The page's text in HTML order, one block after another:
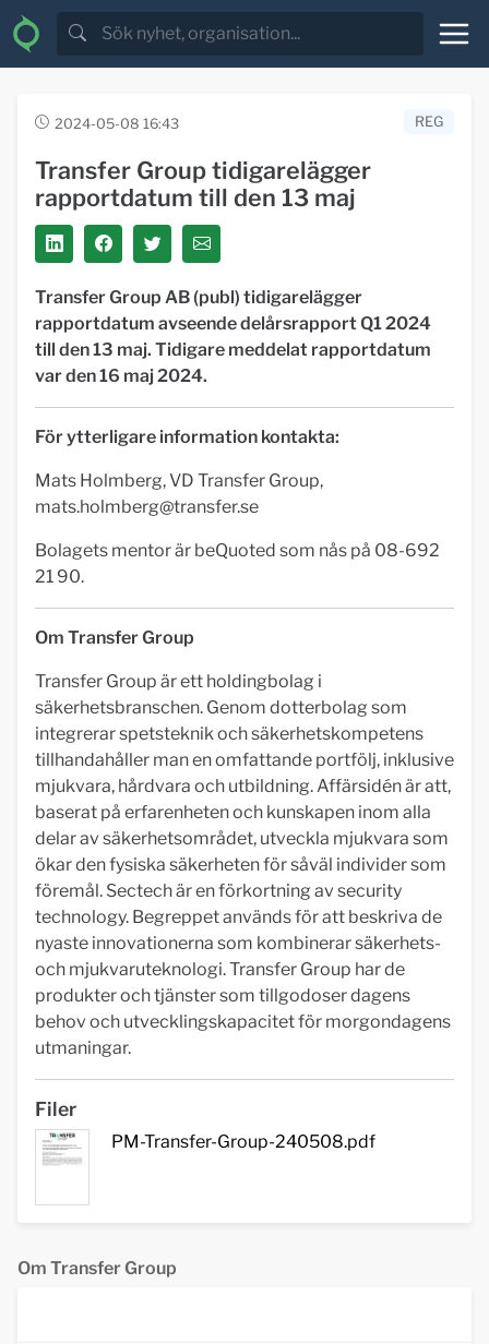
2024-05-08 16:43 REG
Transfer Group tidigarelägger
rapportdatum till den 13 maj
Transfer Group AB (publ) tidigarelägger
rapportdatum avseende delårsrapport Q1 2024
till den 13 maj. Tidigare meddelat rapportdatum
var den 16 maj 2024.
För ytterligare information kontakta:
Mats Holmberg, VD Transfer Group,
mats.holmberg@transfer.se
Bolagets mentor är beQuoted som nås på 08-692
21 90.
Om Transfer Group
Transfer Group är ett holdingbolag i
säkerhetsbranschen. Genom dotterbolag som
integrerar spetsteknik och säkerhetskompetens
tillhandahåller man en omfattande portfölj, inklusive
mjukvara, hårdvara och utbildning. Affärsidén är att,
baserat på erfarenheten och kunskapen inom alla
delar av säkerhetsområdet, utveckla mjukvara som
ökar den fysiska säkerheten för såväl individer som
föremål. Sectech är en förkortning av security
technology. Begreppet används för att beskriva de
nyaste innovationerna som kombinerar säkerhets-
och mjukvaruteknologi. Transfer Group har de
produkter och tjänster som tillgodoser dagens
behov och utvecklingskapacitet för morgondagens
utmaningar.
Filer
PM-Transfer-Group-240508.pdf
Om Transfer Group